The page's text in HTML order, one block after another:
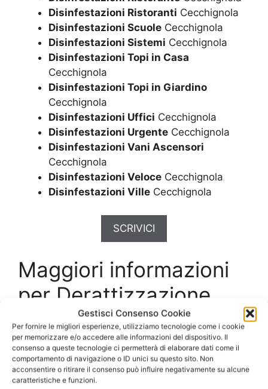
Gestisci Consenso Cookie
Per fornire le migliori esperienze, utilizziamo tecnologie come i cookie
per memorizzare e/o accedere alle informazioni del dispositivo. Il
consenso a queste tecnologie ci permetterà di elaborare dati come il
comportamento di navigazione o ID unici su questo sito. Non
acconsentire o ritirare il consenso può influire negativamente su alcune
caratteristiche e funzioni.
Disinfestazioni Ristoranti Cecchignola
Disinfestazioni Scuole Cecchignola
Disinfestazioni Sistemi Cecchignola
Disinfestazioni Topi in Casa
Cecchignola
Disinfestazioni Topi in Giardino
Cecchignola
Disinfestazioni Uffici Cecchignola
Disinfestazioni Urgente Cecchignola
Disinfestazioni Vani Ascensori
Cecchignola
Disinfestazioni Veloce Cecchignola
Disinfestazioni Ville Cecchignola
SCRIVICI
Maggiori informazioni
per Derattizzazione
Prezzi Cecchignola
Interventi di
Derattizzazione Prezzi